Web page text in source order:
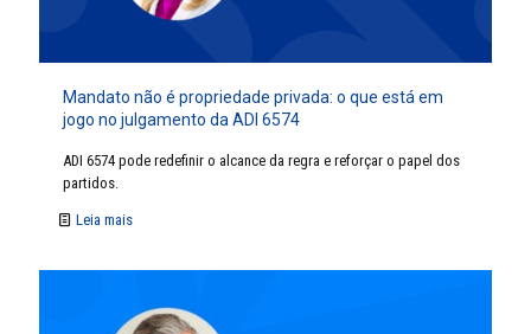
Mandato não é propriedade privada: o que está em
jogo no julgamento da ADI 6574
ADI 6574 pode redefinir o alcance da regra e reforçar o papel dos
partidos.
Leia mais